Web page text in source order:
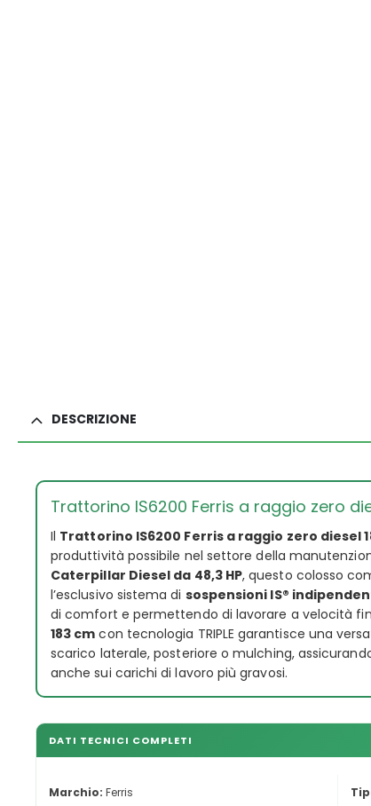
DESCRIZIONE
Trattorino IS6200 Ferris a raggio zero
Il Trattorino IS6200 Ferris a raggio zero diesel
produttività possibile nel settore della
Caterpillar Diesel da 48,3 HP, questo colosso
l’esclusivo sistema di sospensioni IS®
di comfort e permettendo di lavorare a velocità
183 cm con tecnologia TRIPLE garantisce una
scarico laterale, posteriore o mulching,
anche sui carichi di lavoro più gravosi.
DATI TECNICI COMPLETI
Marchio: Ferris